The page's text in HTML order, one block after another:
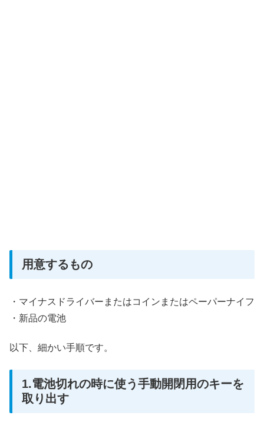
用意するもの
・マイナスドライバーまたはコインまたはペーパーナイフ
・新品の電池
以下、細かい手順です。
1.電池切れの時に使う手動開閉用のキーを
取り出す